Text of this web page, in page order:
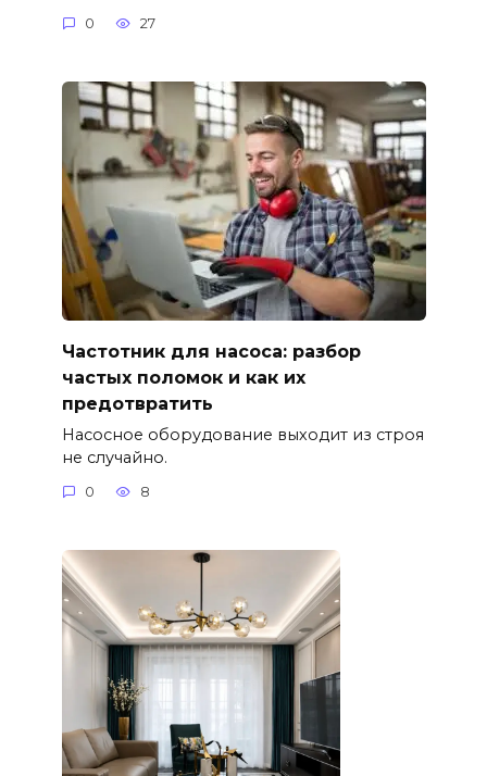
0 27
Частотник для насоса: разбор
частых поломок и как их
предотвратить
Насосное оборудование выходит из строя
не случайно.
0 8